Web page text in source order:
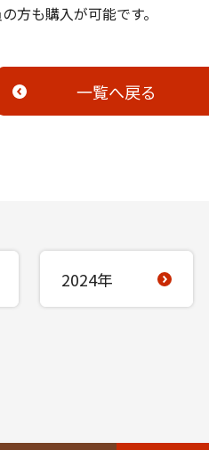
方も購入が可能です。
一覧へ戻る
2024年